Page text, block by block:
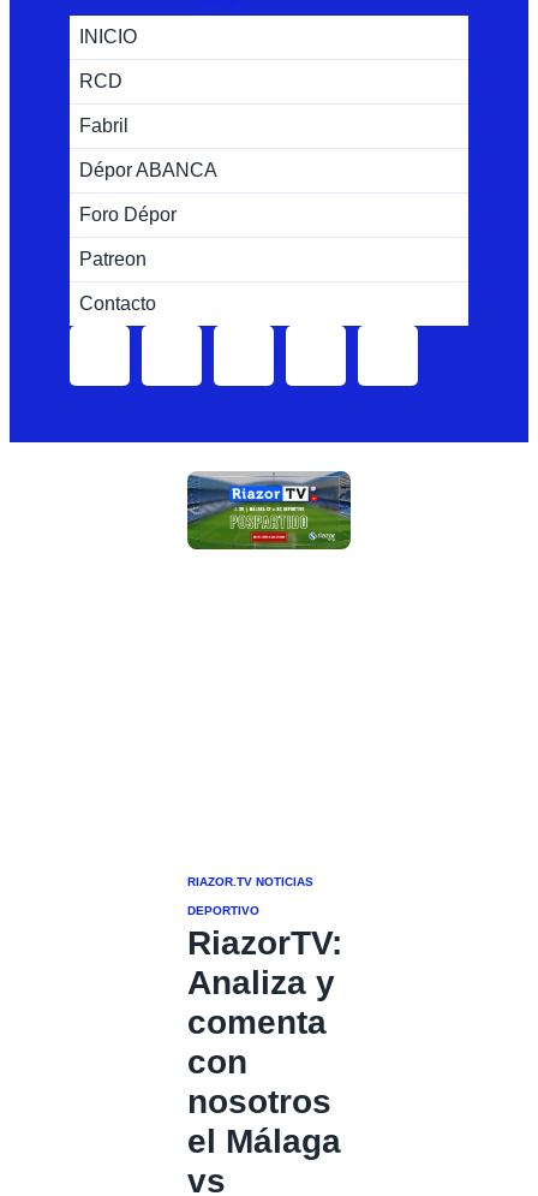
INICIO
RCD
Fabril
Dépor ABANCA
Foro Dépor
Patreon
Contacto
RIAZOR.TV NOTICIAS
DEPORTIVO
RiazorTV:
Analiza y
comenta
con
nosotros
el Málaga
vs